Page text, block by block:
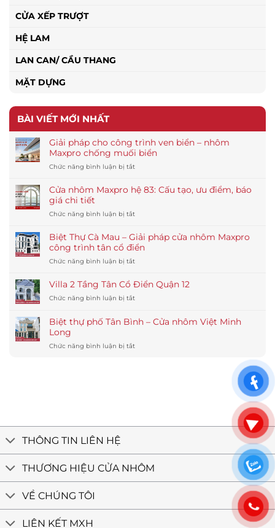
CỬA XẾP TRƯỢT
HỆ LAM
LAN CAN/ CẦU THANG
MẶT DỰNG
BÀI VIẾT MỚI NHẤT
Giải pháp cho công trình ven biển – nhôm
Maxpro chống muối biển
Chức năng bình luận bị tắtở
pháp
cho
trình
biển
–
Maxpro
muối
Cửa nhôm Maxpro hệ 83: Cấu tạo, ưu điểm, báo
giá chi tiết
Chức năng bình luận bị tắtở
nhôm
Maxpro
hệ
83:
tạo,
điểm,
giá
Biệt Thự Cà Mau – Giải pháp cửa nhôm Maxpro
công trình tân cổ điển
Chức năng bình luận bị tắtở
Thự
Mau
Giải
nhôm
Villa 2 Tầng Tân Cổ Điển Quận 12
Chức năng bình luận bị tắtở
Tầng
Cổ
Biệt thự phố Tân Bình – Cửa nhôm Việt Minh
Long
Chức năng bình luận bị tắtở
Long
THÔNG TIN LIÊN HỆ
THƯƠNG HIỆU CỬA NHÔM
VỀ CHÚNG TÔI
LIÊN KẾT MXH